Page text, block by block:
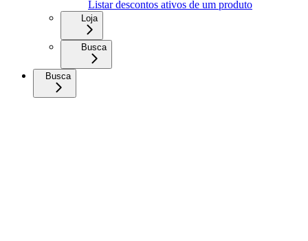
Listar descontos ativos de um produto
Loja
Busca
Busca